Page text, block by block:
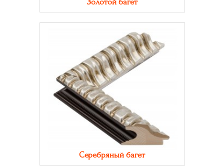
Серебряный багет